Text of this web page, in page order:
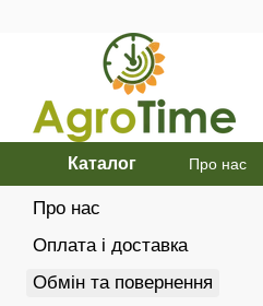
Каталог Про нас
Про нас
Оплата і доставка
Обмін та повернення